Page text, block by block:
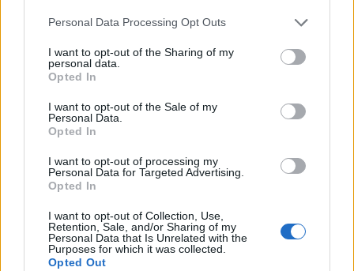
Personal Data Processing Opt Outs
I want to opt-out of the Sharing of my
personal data.
Opted In
I want to opt-out of the Sale of my
Personal Data.
Opted In
I want to opt-out of processing my
Personal Data for Targeted Advertising.
Opted In
I want to opt-out of Collection, Use,
Retention, Sale, and/or Sharing of my
Personal Data that Is Unrelated with the
Purposes for which it was collected.
Opted Out
Commenti
Accedioregistratiper commentare questo
di VareseNews.it, che rimane autonoma e indipendente. I messaggi inclusi nei
commenti non sono testi giornalistici, ma post inviati dai singoli lettori che
possono essere automaticamente pubblicati senza filtro preventivo. I commenti
che includano uno o più link a siti esterni verranno rimossi in automatico dal